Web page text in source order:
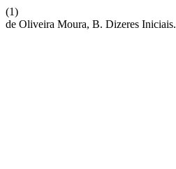
(1)
de Oliveira Moura, B. Dizeres Iniciais.